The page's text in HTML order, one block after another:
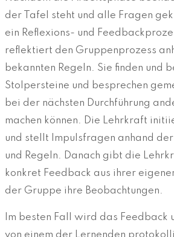
der Tafel steht und alle Fragen
ein Reflexions- und
reflektiert den Gruppenprozess
bekannten Regeln. Sie finden und
Stolpersteine und besprechen
bei der nächsten Durchführung
machen können. Die Lehrkraft
und stellt Impulsfragen anhand
und Regeln. Danach gibt die
konkret Feedback aus ihrer
der Gruppe ihre Beobachtungen.
Im besten Fall wird das Feedback
von einem der Lernenden